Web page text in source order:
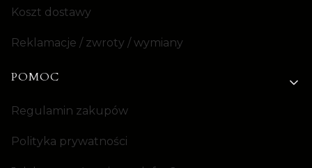
Koszt dostawy
Reklamacje / zwroty / wymiany
POMOC
Regulamin zakupów
Polityka prywatności